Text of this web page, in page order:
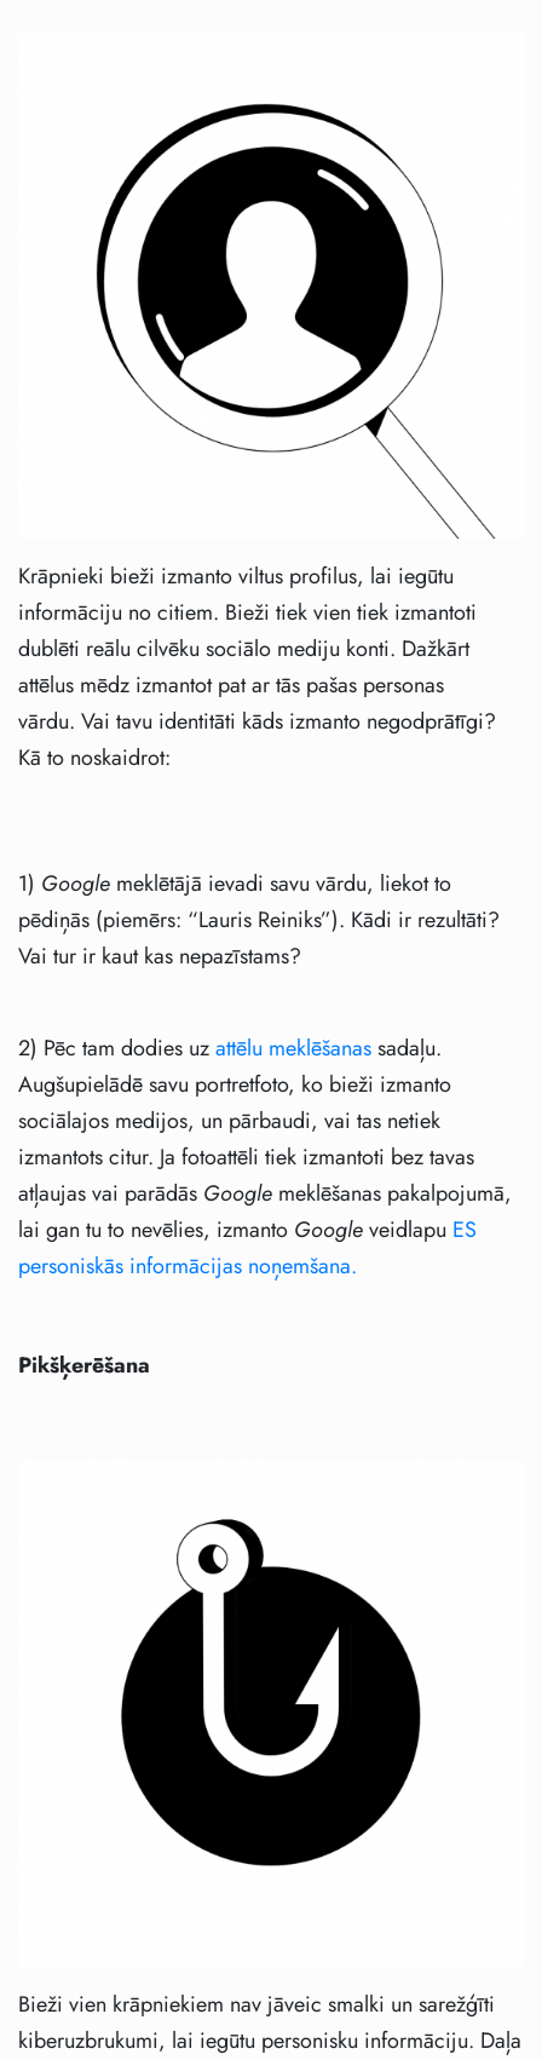
Krāpnieki bieži izmanto viltus profilus, lai iegūtu
informāciju no citiem. Bieži tiek vien tiek izmantoti
dublēti reālu cilvēku sociālo mediju konti. Dažkārt
attēlus mēdz izmantot pat ar tās pašas personas
vārdu. Vai tavu identitāti kāds izmanto negodprātīgi?
Kā to noskaidrot:
1) Google meklētājā ievadi savu vārdu, liekot to
pēdiņās (piemērs: “Lauris Reiniks”). Kādi ir rezultāti?
Vai tur ir kaut kas nepazīstams?
2) Pēc tam dodies uzattēlu meklēšanassadaļu.
Augšupielādē savu portretfoto, ko bieži izmanto
sociālajos medijos, un pārbaudi, vai tas netiek
izmantots citur. Ja fotoattēli tiek izmantoti bez tavas
atļaujas vai parādās Google meklēšanas pakalpojumā,
lai gan tu to nevēlies, izmanto Googleveidlapu ES
personiskās informācijas noņemšana.
Pikšķerēšana
Bieži vien krāpniekiem nav jāveic smalki un sarežģīti
kiberuzbrukumi, lai iegūtu personisku informāciju. Daļa